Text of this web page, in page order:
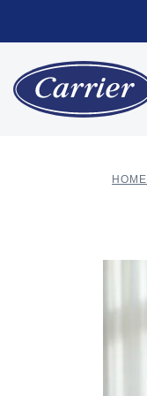
HOME